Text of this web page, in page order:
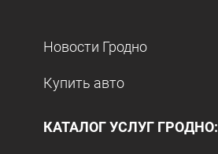
Новости Гродно
Купить авто
КАТАЛОГ УСЛУГ ГРОДНО: